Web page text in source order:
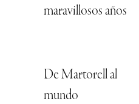
maravillosos años
De Martorell al
mundo